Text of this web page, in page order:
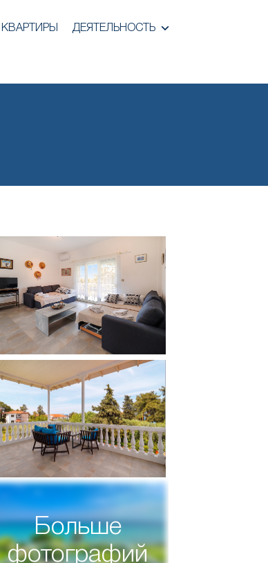
КВАРТИРЫ ДЕЯТЕЛЬНОСТЬ
Больше
фотографий